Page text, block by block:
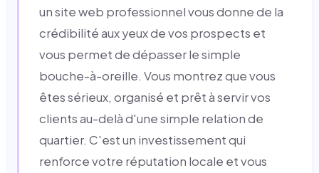
un site web professionnel vous donne de la
crédibilité aux yeux de vos prospects et
vous permet de dépasser le simple
bouche-à-oreille. Vous montrez que vous
êtes sérieux, organisé et prêt à servir vos
clients au-delà d'une simple relation de
quartier. C'est un investissement qui
renforce votre réputation locale et vous